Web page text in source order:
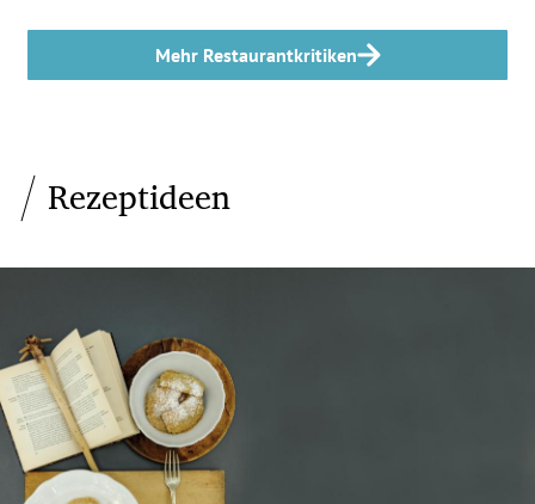
Mehr Restaurantkritiken
Rezeptideen